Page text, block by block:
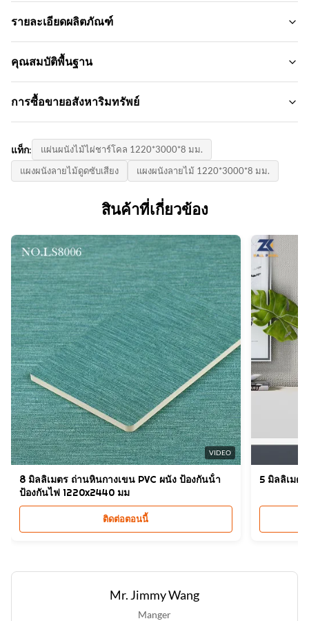
รายละเอียดผลิตภัณฑ์
Width:
1.22m
Color:
Fire Rating:
ระดับ B
การตกแต่งที่หรูหรา/ทันสมัย/การตกแต่งวินเทจ
Length:
2.44/ 2.6/ 2.8/ 3/ 3.2/ 3.4/ 3.6 m หรือปรับแต่ง
Packing:
บรรจุภัณฑ์พาเลท+กล่อง
Material:
ไม้ไผ่ถ่านไม้วีเนียร์, ไฟเบอร์ถ่านไม้ไผ่, ไฟเบอร์ไม้ไผ่, ไม้ไผ่, PVC，
PET, WPC (แผงคอมโพสิตพลาสติกไม
Splicing Method:
การประกบกันต่อการประกบ /โลหะ
High Light:
แผ่นผนัง PVC 8 มม.,แผ่นผนัง PVC กันไฟ 8 มม.,
แผ่นผนัง PVC สายใยไม้
คุณสมบัติพื้นฐาน
ชื่อแบรนด์:
รูปแบบสินค้า:
ปรับแต่ง
ประเทศกําเนิด:
จีน
การซื้อขายอสังหาริมทรัพย์
1,000 รูป
ราคาต่อหน่วย:
แท็ก:
แผ่นผนังไม้ไผ่ชาร์โคล 1220*3000*8 มม.
แผงผนังลายไม้ดูดซับเสียง
แผงผนังลายไม้ 1220*3000*8 มม.
สินค้าที่เกี่ยวข้อง
VIDEO
8 มิลลิเมตร ถ่านหินกางเขน PVC ผนัง ป้องกันน้ํา
ป้องกันไฟ 1220x2440 มม
ติดต่อตอนนี้
5 มิลลิเมต
Mr. Jimmy Wang
Manger